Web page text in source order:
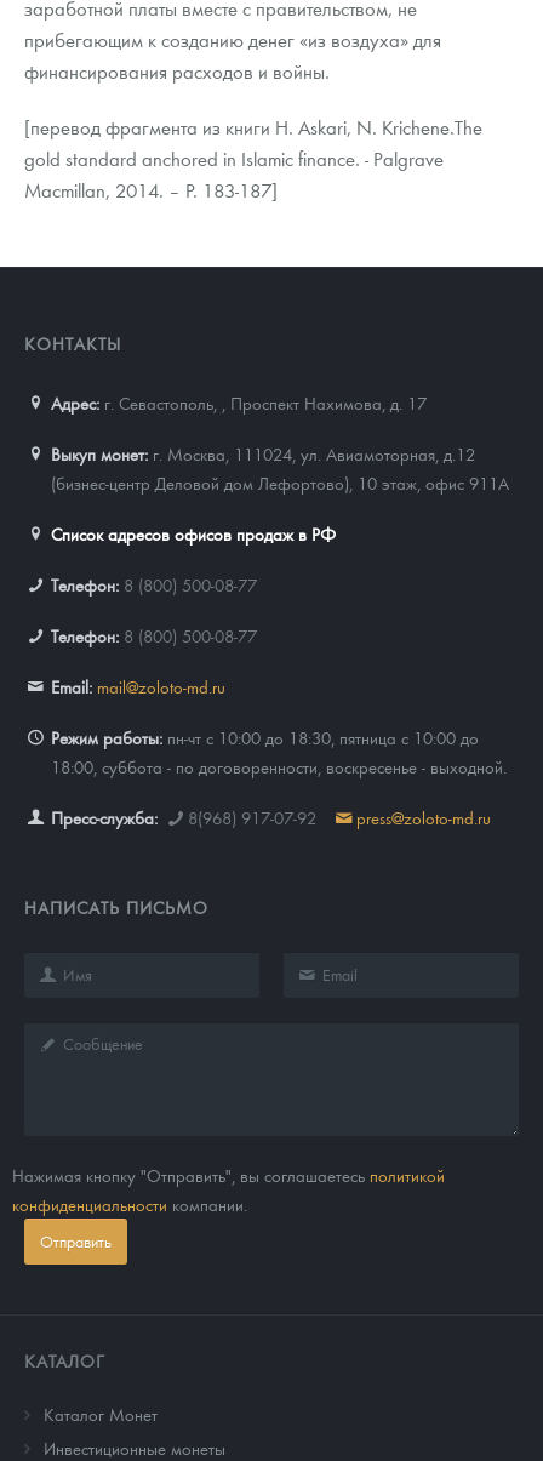
заработной платы вместе с правительством, не
прибегающим к созданию денег «из воздуха» для
финансирования расходов и войны.
[перевод фрагмента из книги H. Askari, N. Krichene.The
gold standard anchored in Islamic finance. - Palgrave
Macmillan, 2014. – P. 183-187]
КОНТАКТЫ
Адрес: г. Севастополь, Проспект Нахимова, д. 17
Выкуп монет: г. Москва, 111024, ул. Авиамоторная, д.12
(бизнес-центр Деловой дом Лефортово), 10 этаж, офис 911А
Список адресов офисов продаж в РФ
Телефон: 8 (800) 500-08-77
Телефон: 8 (800) 500-08-77
Email: mail@zoloto-md.ru
Режим работы: пн-чт с 10:00 до 18:30, пятница с 10:00 до
18:00, суббота - по договоренности, воскресенье - выходной.
Пресс-служба: 8(968) 917-07-92 press@zoloto-md.ru
НАПИСАТЬ ПИСЬМО
Нажимая кнопку "Отправить", вы соглашаетесь политикой
конфиденциальности компании.
Отправить
КАТАЛОГ
Каталог Монет
Инвестиционные монеты